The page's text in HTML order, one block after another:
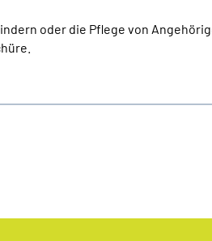
oder die Pflege von